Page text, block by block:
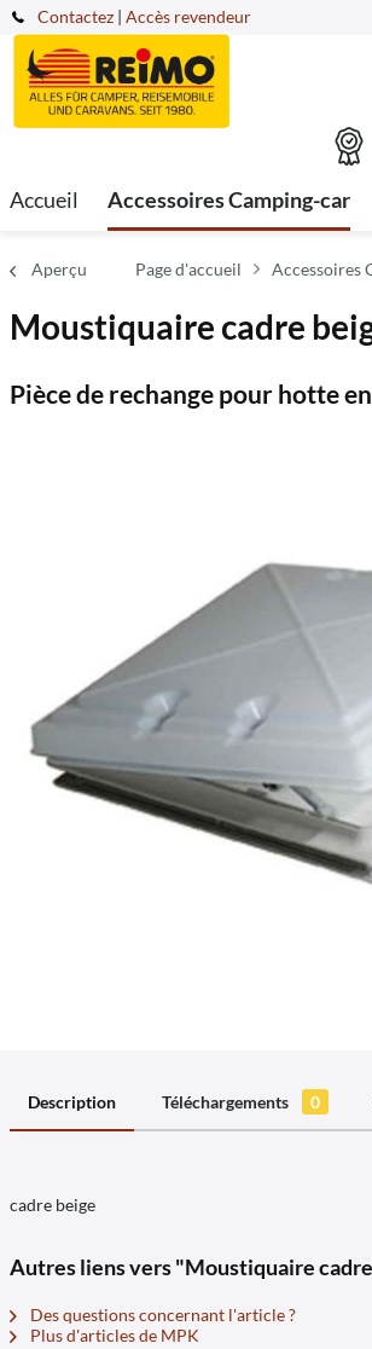
Contactez | Accès revendeur
Accueil Accessoires Camping-car
Aperçu Page d'accueil Accessoires
Moustiquaire cadre
Pièce de rechange pour hotte
Description Téléchargements 0
cadre beige
Autres liens vers "Moustiquaire
Des questions concernant l'article ?
Plus d'articles de MPK